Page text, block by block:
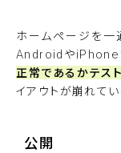
ホームページを一
AndroidやiPhone
正常であるかテスト
イアウトが崩れて
公開